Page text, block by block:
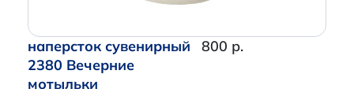
наперсток сувенирный
2380 Вечерние
мотыльки
800 р.